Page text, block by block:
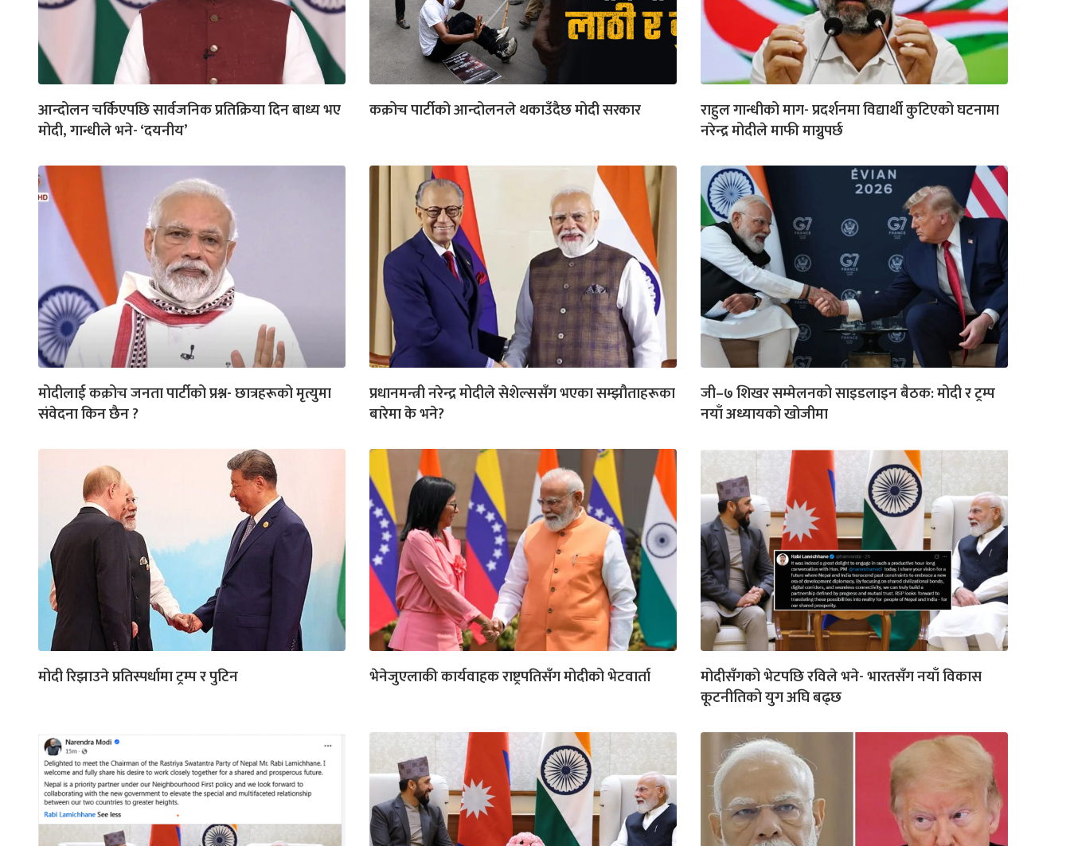
आन्दोलन चर्किएपछि सार्वजनिक प्रतिक्रिया दिन बाध्य भए
मोदी, गान्धीले भने- ‘दयनीय’
कक्रोच पार्टीको आन्दोलनले थकाउँदैछ मोदी सरकार
राहुल गान्धीको माग- प्रदर्शनमा विद्यार्थी कुटिएको घटनामा
नरेन्द्र मोदीले माफी माग्नुपर्छ
मोदीलाई कक्रोच जनता पार्टीको प्रश्न- छात्रहरूको मृत्युमा
संवेदना किन छैन ?
प्रधानमन्त्री नरेन्द्र मोदीले सेशेल्ससँग भएका सम्झौताहरूका
बारेमा के भने?
जी–७ शिखर सम्मेलनको साइडलाइन बैठक: मोदी र ट्रम्प
नयाँ अध्यायको खोजीमा
मोदी रिझाउने प्रतिस्पर्धामा ट्रम्प र पुटिन भेनेजुएलाकी कार्यवाहक राष्ट्रपतिसँग मोदीको भेटवार्ता
मोदीसँगको भेटपछि रविले भने- भारतसँग नयाँ विकास
कूटनीतिको युग अघि बढ्छ